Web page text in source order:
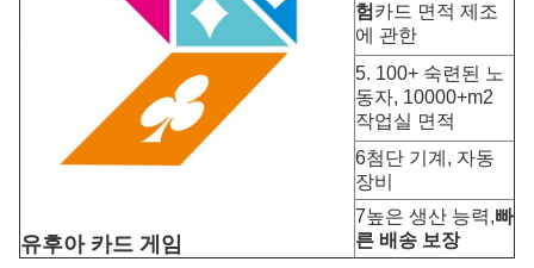
유후아 카드 게임
험 카드 면적 제조
에 관한
5. 100+ 숙련된 노
동자, 10000+m2
작업실 면적
6첨단 기계, 자동
장비
7높은 생산 능력,빠
른 배송 보장